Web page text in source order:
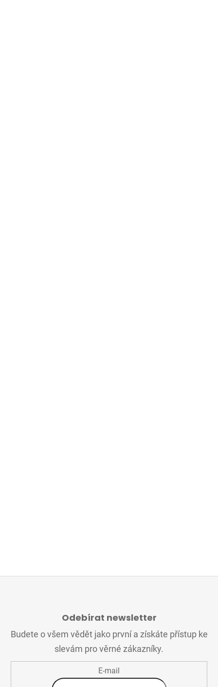
Odebírat newsletter
Budete o všem vědět jako první a získáte přístup ke
slevám pro věrné zákazníky.
E-mail